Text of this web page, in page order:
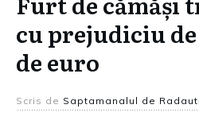
cu prejudiciu de
de euro
Scris de Saptamanalul de Radauti